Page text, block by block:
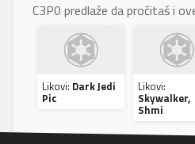
C3P0 predlaže da pročitaš i
Likovi: Dark Jedi
Pic
Likovi:
Skywalker,
Shmi